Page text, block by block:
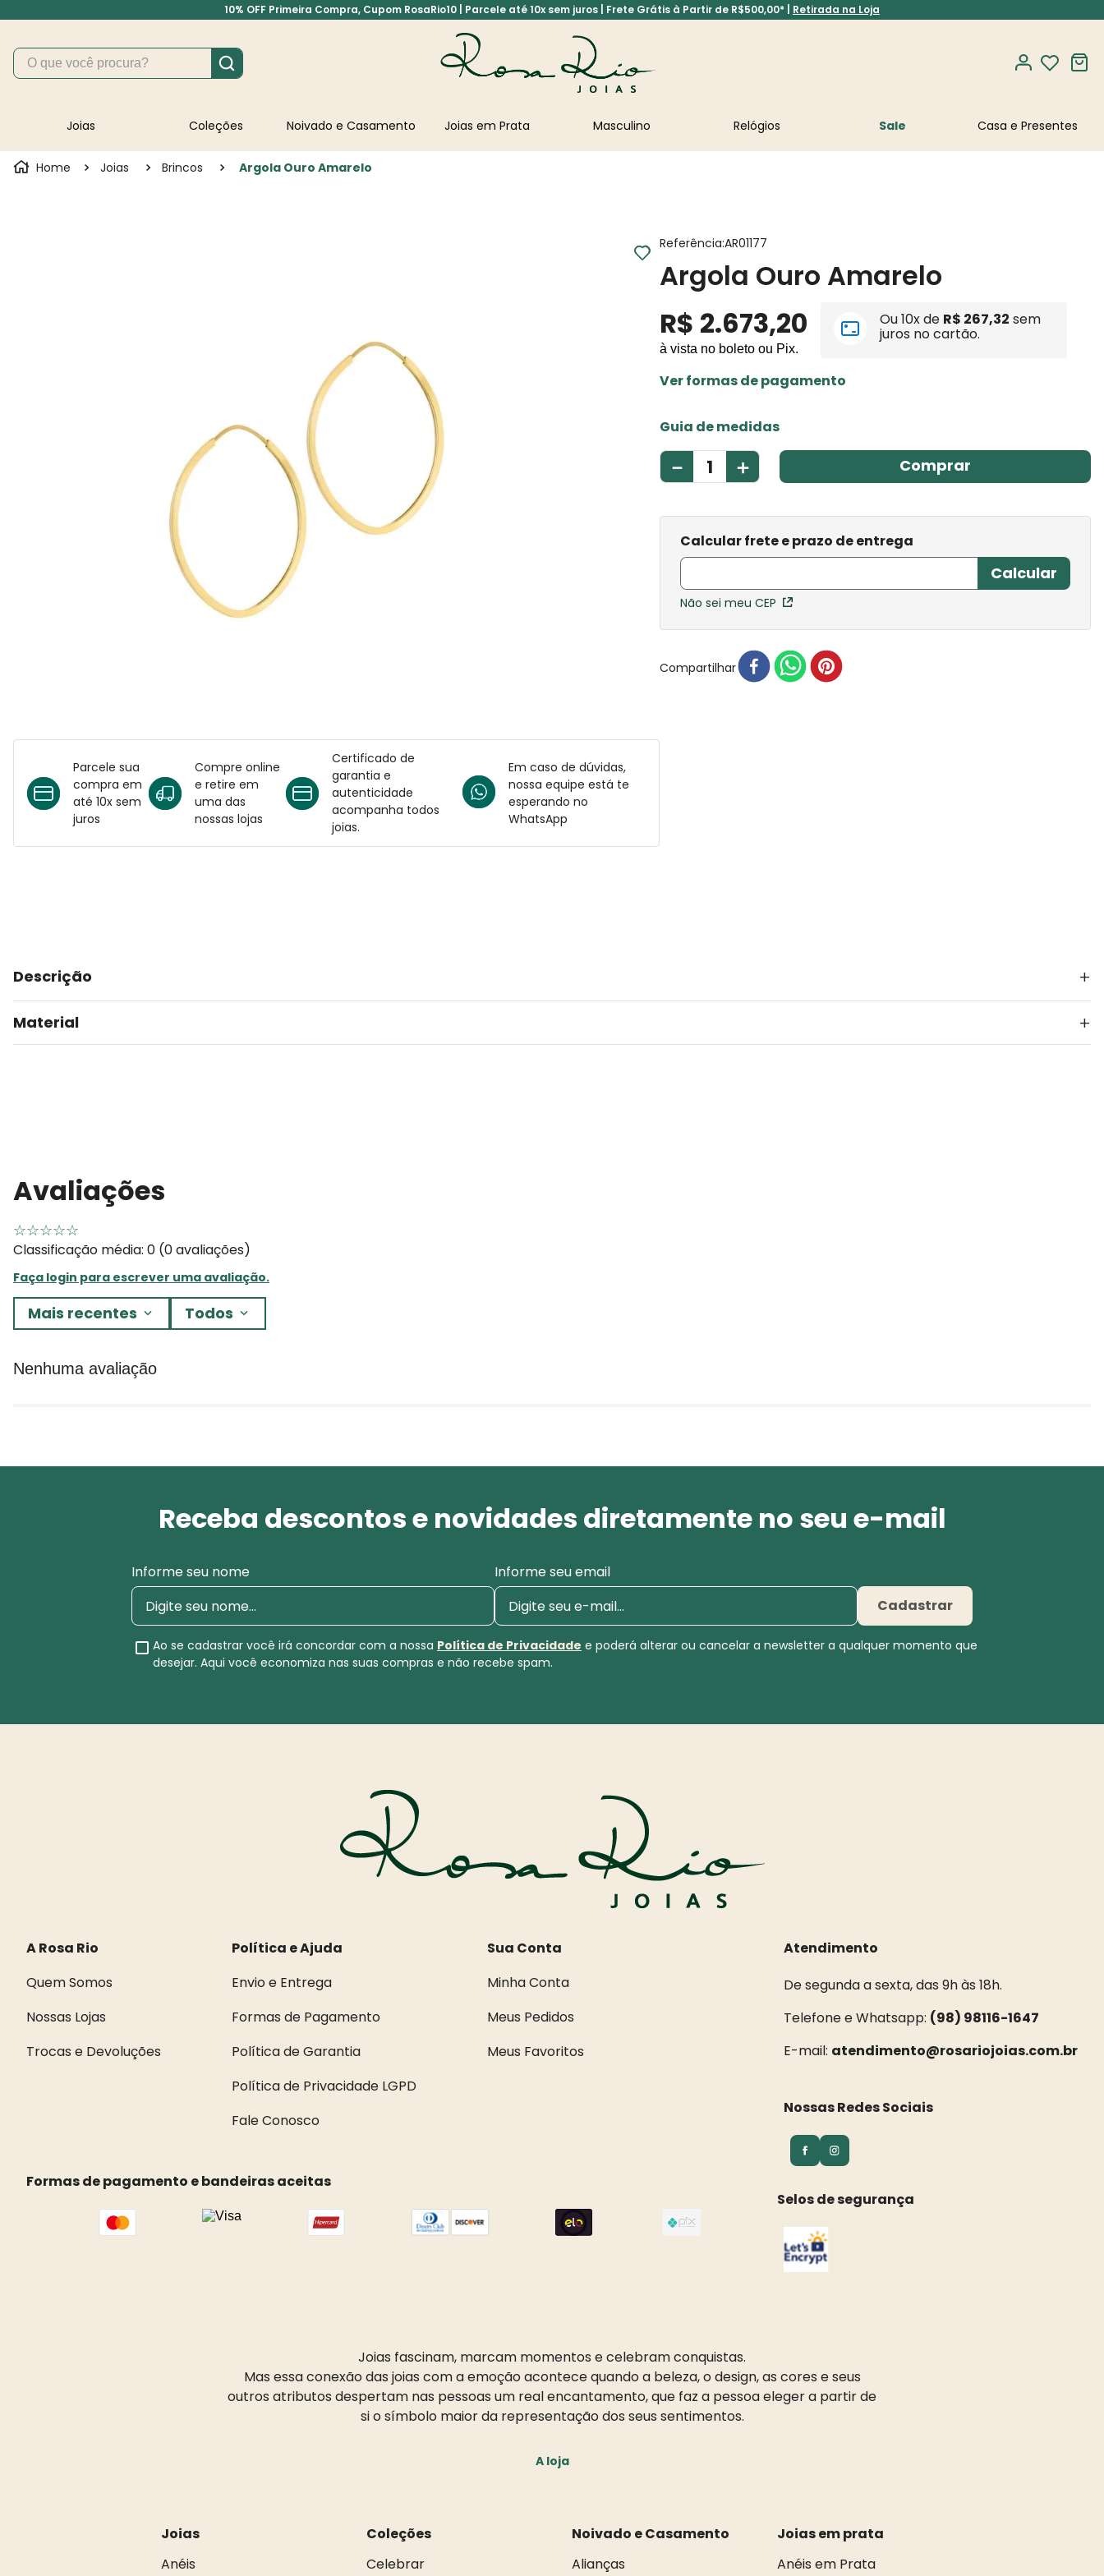
10% OFF Primeira Compra, Cupom RosaRio10 | Parcele até 10x sem juros | Frete Grátis à Partir de R$500,00* | Retirada na Loja
O que você procura?
Joias Coleções Noivado e Casamento Joias em Prata Masculino Relógios Sale
Joias Brincos Argola Ouro Amarelo
Parcele sua
compra em
até 10x sem
juros
Compre online
e retire em
uma das
nossas lojas
Certificado de
garantia e
autenticidade
acompanha todos
joias.
Em caso de dúvidas,
nossa equipe está te
esperando no
WhatsApp
Referência:AR01177
Argola Ouro Amarelo
R$ 2.673,20
à vista no boleto ou Pix.
Ou10x de R$ 267,32 sem
juros no cartão.
Ver formas de pagamento
Guia de medidas
＋
－ Comprar
Não sei meu CEP
Compartilhar
Descrição
Material
Avaliações
☆☆☆☆☆
Classificação média: 0 (0 avaliações)
Faça login para escrever uma avaliação.
Mais recentes Todos
Nenhuma avaliação
Receba descontos e novidades diretamente no seu e-mail
Informe seu nome
Informe seu email
Cadastrar
Ao se cadastrar você irá concordar com a nossa Política de Privacidade e poderá alterar ou cancelar a newsletter a qualquer momento que
desejar. Aqui você economiza nas suas compras e não recebe spam.
A Rosa Rio
Quem Somos
Nossas Lojas
Trocas e Devoluções
Política e Ajuda
Envio e Entrega
Formas de Pagamento
Política de Garantia
Política de Privacidade LGPD
Fale Conosco
Sua Conta
Minha Conta
Meus Pedidos
Meus Favoritos
Formas de pagamento e bandeiras aceitas
Atendimento
De segunda a sexta, das 9h às 18h.
Telefone e Whatsapp: (98) 98116-1647
E-mail: atendimento@rosariojoias.com.br
Nossas Redes Sociais
Selos de segurança
Joias fascinam, marcam momentos e celebram conquistas.
Mas essa conexão das joias com a emoção acontece quando a beleza, o design, as cores e seus
outros atributos despertam nas pessoas um real encantamento, que faz a pessoa eleger a partir de
si o símbolo maior da representação dos seus sentimentos.
A loja
Joias
Anéis
Coleções
Celebrar
Noivado e Casamento
Alianças
Joias em prata
Anéis em Prata